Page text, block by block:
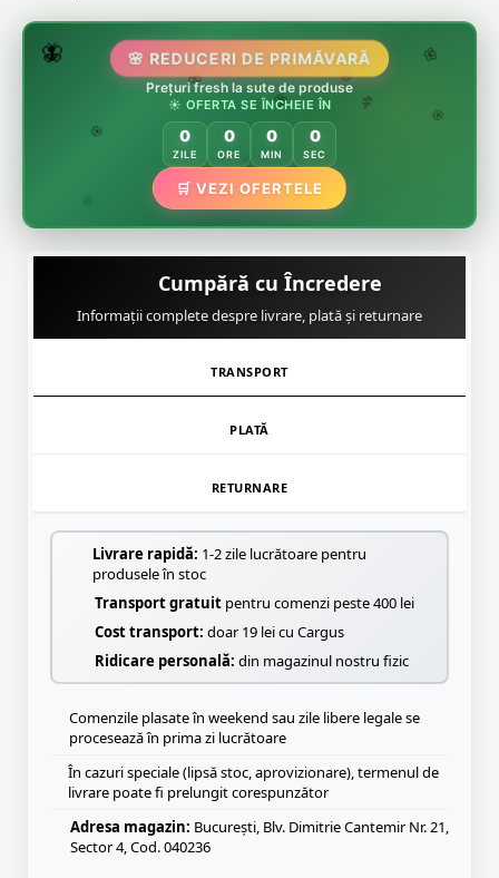
🌸
🌸
🌿
🌸
🏵️
🌷
🦋 🌸 REDUCERI DE PRIMĂVARĂ
Prețuri fresh la sute de produse
☀️ OFERTA SE ÎNCHEIE ÎN
0
ZILE
0
ORE
0
MIN
0
SEC
🛒 VEZI OFERTELE
Cumpără cu Încredere
Informații complete despre livrare, plată și returnare
TRANSPORT
PLATĂ
RETURNARE
Livrare rapidă: 1-2 zile lucrătoare pentru
produsele în stoc
Transport gratuit pentru comenzi peste 400 lei
Cost transport: doar 19 lei cu Cargus
Ridicare personală: din magazinul nostru fizic
Comenzile plasate în weekend sau zile libere legale se
procesează în prima zi lucrătoare
În cazuri speciale (lipsă stoc, aprovizionare), termenul de
livrare poate fi prelungit corespunzător
Adresa magazin: București, Blv. Dimitrie Cantemir Nr. 21,
Sector 4, Cod. 040236